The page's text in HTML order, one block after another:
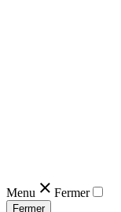
Menu Fermer
Fermer